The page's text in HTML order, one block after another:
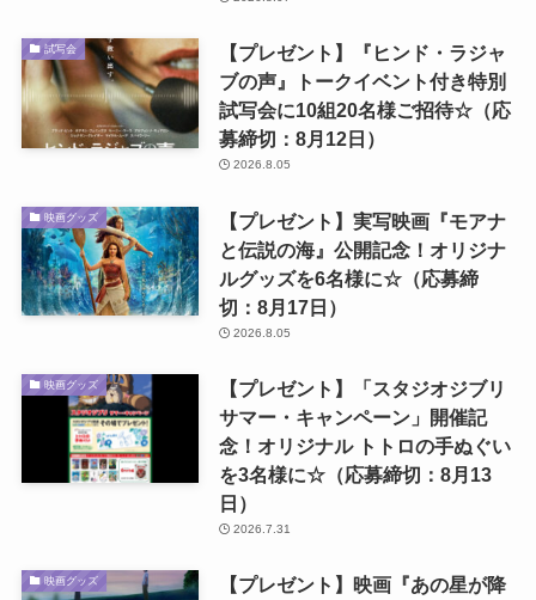
試写会
【プレゼント】『ヒンド・ラジャ
ブの声』トークイベント付き特別
試写会に10組20名様ご招待☆（応
募締切：8月12日）
2026.8.05
映画グッズ
【プレゼント】実写映画『モアナ
と伝説の海』公開記念！オリジナ
ルグッズを6名様に☆（応募締
切：8月17日）
2026.8.05
映画グッズ
【プレゼント】「スタジオジブリ
サマー・キャンペーン」開催記
念！オリジナル トトロの手ぬぐい
を3名様に☆（応募締切：8月13
日）
2026.7.31
映画グッズ
【プレゼント】映画『あの星が降